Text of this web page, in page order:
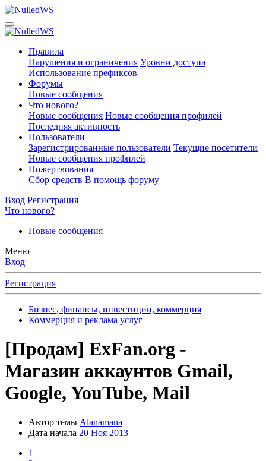
Правила
Нарушения и ограничения Уровни доступа
Использование префиксов
Форумы
Новые сообщения
Что нового?
Новые сообщения Новые сообщения профилей
Последняя активность
Пользователи
Зарегистрированные пользователи Текущие посетители
Новые сообщения профилей
Пожертвования
Сбор средств В помощь форуму
Вход Регистрация
Что нового?
Новые сообщения
Меню
Вход
Регистрация
Бизнес, финансы, инвестиции, коммерция
Коммерция и реклама услуг
[Продам] ExFan.org -
Магазин аккаунтов Gmail,
Google, YouTube, Mail
Автор темы Alanamana
Дата начала 20 Ноя 2013
1